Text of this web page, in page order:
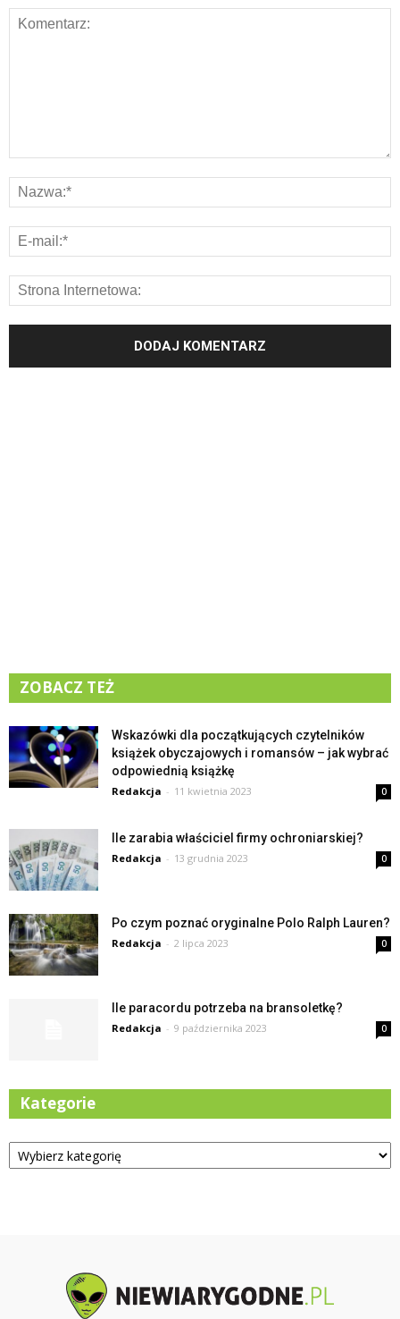
ZOBACZ TEŻ
Wskazówki dla początkujących czytelników
książek obyczajowych i romansów – jak wybrać
odpowiednią książkę
Redakcja - 11 kwietnia 2023 0
Ile zarabia właściciel firmy ochroniarskiej?
Redakcja - 13 grudnia 2023 0
Po czym poznać oryginalne Polo Ralph Lauren?
Redakcja - 2 lipca 2023 0
Ile paracordu potrzeba na bransoletkę?
Redakcja - 9 października 2023 0
Kategorie
Kategorie